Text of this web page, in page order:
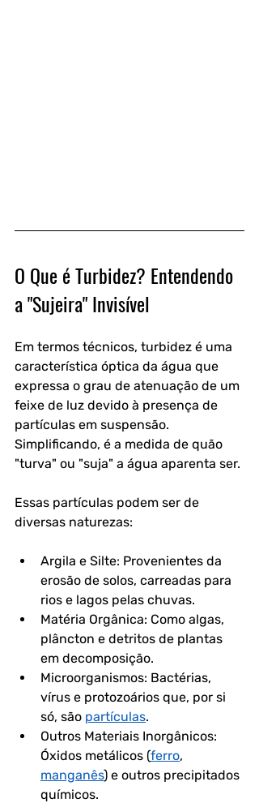
O Que é Turbidez? Entendendo
a "Sujeira" Invisível
Em termos técnicos, turbidez é uma
característica óptica da água que
expressa o grau de atenuação de um
feixe de luz devido à presença de
partículas em suspensão.
Simplificando, é a medida de quão
"turva" ou "suja" a água aparenta ser.
Essas partículas podem ser de
diversas naturezas:
Argila e Silte: Provenientes da
erosão de solos, carreadas para
rios e lagos pelas chuvas.
Matéria Orgânica: Como algas,
plâncton e detritos de plantas
em decomposição.
Microorganismos: Bactérias,
vírus e protozoários que, por si
só, são partículas.
Outros Materiais Inorgânicos:
Óxidos metálicos (ferro,
manganês) e outros precipitados
químicos.